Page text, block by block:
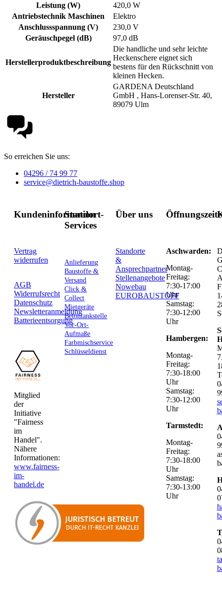
Leistung (W)
420,0 W
Antriebstechnik Maschinen
Elektro
Anschlussspannung (V)
230,0 V
Geräuschpegel (dB)
97,0 dB
Herstellerproduktbeschreibung
Die handliche und sehr leichte
Heckenschere eignet sich
bestens für den Rückschnitt von
kleinen Hecken.
Hersteller
GARDENA Deutschland
GmbH , Hans-Lorenser-Str. 40,
89079 Ulm
So erreichen Sie uns:
04296 / 74 99 77
service@dietrich-baustoffe.shop
Kundeninformation
Vertrag
widerrufen
AGB
Widerrufsrecht
Datenschutz
Newsletteranmeldung
Batterieentsorgung
Mitglied
der
Initiative
"Fairness
im
Handel".
Nähere
Informationen:
www.fairness-
im-
handel.de
Standort-
Services
Anlieferung
Baustoffe &
Versand
Click &
Collect
Mietgeräte
Betontankstelle
Vor-Ort-
Aufmaße
Farbmischservice
Schlüsseldienst
Über uns
Standorte
&
Ansprechpartner
Stellenangebote
Nowebau
EUROBAUSTOFF
Aschwarden:
Montag-
Freitag:
7:30-17:00
Uhr
Samstag:
7:30-12:00
Uhr
Hambergen:
Montag-
Freitag:
7:30-18:00
Uhr
Samstag:
7:30-12:00
Uhr
Tarmstedt:
Montag-
Freitag:
7:30-18:00
Uhr
Samstag:
7:30-13:00
Uhr